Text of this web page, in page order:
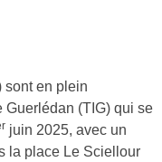
sont en plein
Guerlédan (TIG) qui se
juin 2025, avec un
la place Le Sciellour